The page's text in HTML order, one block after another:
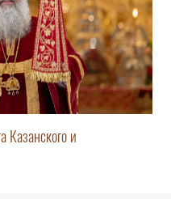
Казанского и